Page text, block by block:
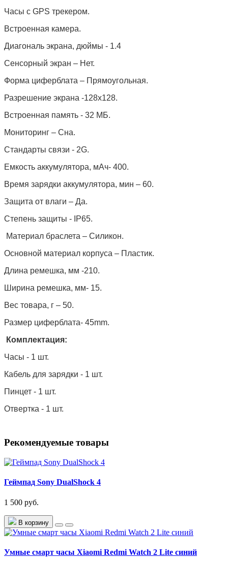
Часы с GPS трекером.
Встроенная камера.
Диагональ экрана, дюймы - 1.4
Сенсорный экран – Нет.
Форма циферблата – Прямоугольная.
Разрешение экрана -128x128.
Встроенная память - 32 МБ.
Мониторинг – Сна.
Стандарты связи - 2G.
Емкость аккумулятора, мАч- 400.
Время зарядки аккумулятора, мин – 60.
Защита от влаги – Да.
Степень защиты - IP65.
Материал браслета – Силикон.
Основной материал корпуса – Пластик.
Длина ремешка, мм -210.
Ширина ремешка, мм- 15.
Вес товара, г – 50.
Размер циферблата- 45mm.
Комплектация:
Часы - 1 шт.
Кабель для зарядки - 1 шт.
Пинцет - 1 шт.
Отвертка - 1 шт.
Рекомендуемые товары
Геймпад Sony DualShock 4
1 500 руб.
В корзину
Умные смарт часы Xiaomi Redmi Watch 2 Lite синий